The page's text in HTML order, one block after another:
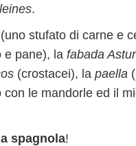
.
(uno stufato di carne e
e pane), la fabada
(crostacei), la paella
con le mandorle ed il
spagnola!